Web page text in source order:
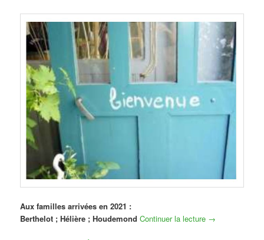
Aux familles arrivées en 2021 :
Berthelot ; Hélière ; Houdemond Continuer la lecture →